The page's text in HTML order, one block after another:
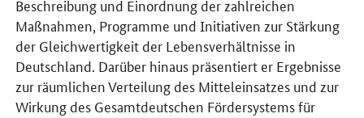
Beschreibung und Einordnung der zahlreichen
Maßnahmen, Programme und Initiativen zur Stärkung
der Gleichwertigkeit der Lebensverhältnisse in
Deutschland. Darüber hinaus präsentiert er Ergebnisse
zur räumlichen Verteilung des Mitteleinsatzes und zur
Wirkung des Gesamtdeutschen Fördersystems für